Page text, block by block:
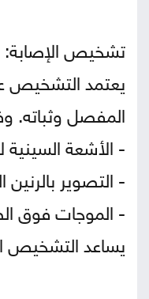
تشخيص الإصابة:
يعتمد التشخيص
المفصل
- الأشعة
- التصوير
- الموجات فوق
يساعد التشخيص